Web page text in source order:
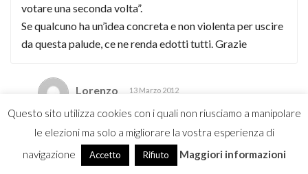
votare una seconda volta”.
Se qualcuno ha un’idea concreta e non violenta per uscire
da questa palude, ce ne renda edotti tutti. Grazie
Lorenzo 13 Marzo 2012
Credo che per uscire dalla palude si possa
imboccare due strade:
Questo sito utilizza cookies con i quali non riusciamo a manipolare
le elezioni ma solo a migliorare la vostra esperienza di
navigazione
Accetto Rifiuto Maggiori informazioni